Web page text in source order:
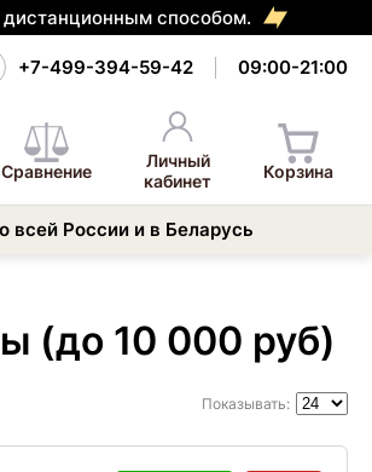
дистанционным способом.
+7-499-394-59-42 09:00-21:00
Сравнение
Личный
кабинет
Корзина
всей России и в Беларусь
(до 10 000 руб)
Показывать: